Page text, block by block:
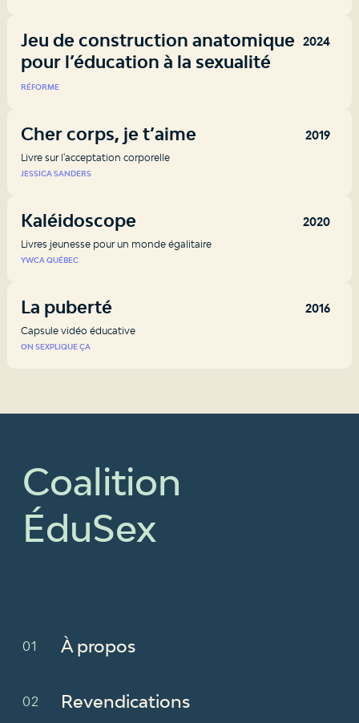
2024
Jeu de construction anatomique
pour l’éducation à la sexualité
RÉFORME
2019
Cher corps, je t’aime
Livre sur l'acceptation corporelle
JESSICA SANDERS
2020
Kaléidoscope
Livres jeunesse pour un monde égalitaire
YWCA QUÉBEC
2016
La puberté
Capsule vidéo éducative
ON SEXPLIQUE ÇA
Coalition
ÉduSex
À propos
Revendications